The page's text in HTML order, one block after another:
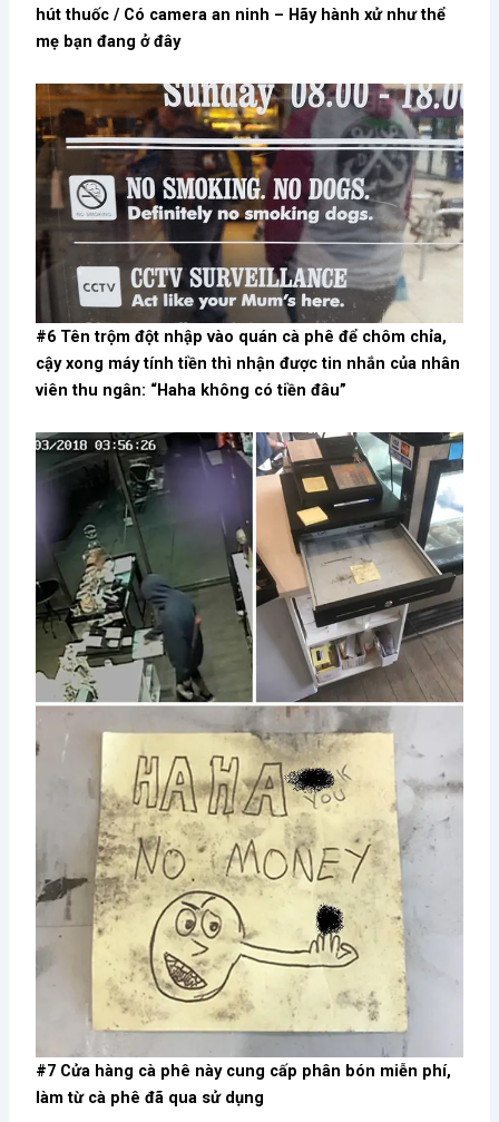
hút thuốc / Có camera an ninh – Hãy hành xử như thể
mẹ bạn đang ở đây
#6 Tên trộm đột nhập vào quán cà phê để chôm chỉa,
cậy xong máy tính tiền thì nhận được tin nhắn của nhân
viên thu ngân: “Haha không có tiền đâu”
#7 Cửa hàng cà phê này cung cấp phân bón miễn phí,
làm từ cà phê đã qua sử dụng